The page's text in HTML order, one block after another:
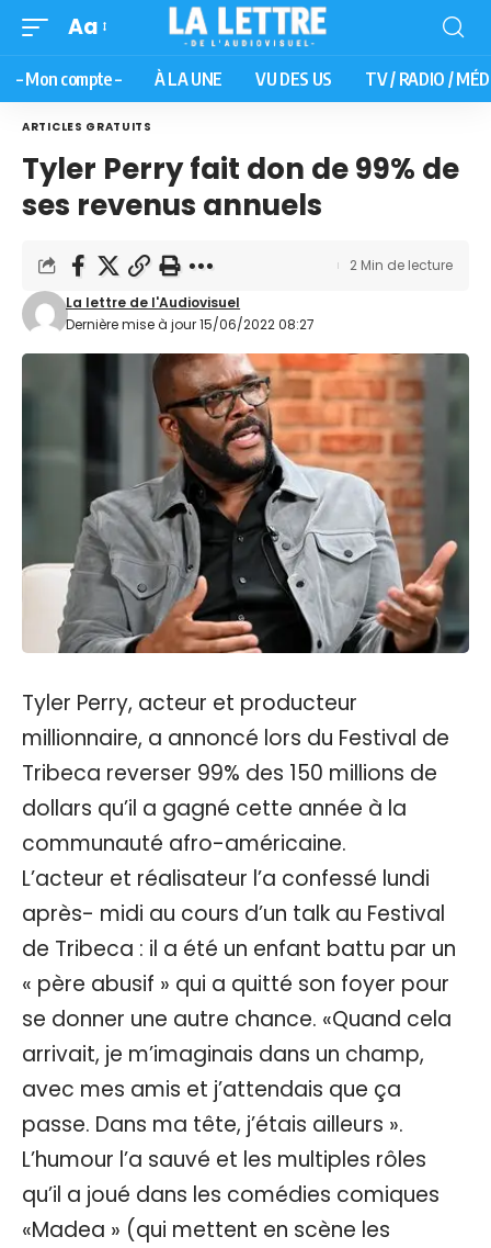
Aa
– Mon compte – À LA UNE VU DES US TV / RADIO /
ARTICLES GRATUITS
Tyler Perry fait don de 99% de
ses revenus annuels
Dernière mise à jour 15/06/2022 08:27
La lettre de l'Audiovisuel
2 Min de lecture
Tyler Perry, acteur et producteur
millionnaire, a annoncé lors du Festival de
Tribeca reverser 99% des 150 millions de
dollars qu’il a gagné cette année à la
communauté afro-américaine.
L’acteur et réalisateur l’a confessé lundi
après- midi au cours d’un talk au Festival
de Tribeca : il a été un enfant battu par un
« père abusif » qui a quitté son foyer pour
se donner une autre chance. «Quand cela
arrivait, je m’imaginais dans un champ,
avec mes amis et j’attendais que ça
passe. Dans ma tête, j’étais ailleurs ».
L’humour l’a sauvé et les multiples rôles
qu’il a joué dans les comédies comiques
«Madea » (qui mettent en scène les